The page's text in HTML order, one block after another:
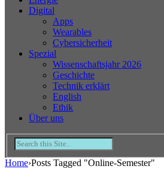
Digital
Apps
Wearables
Cybersicherheit
Spezial
Wissenschaftsjahr 2026
Geschichte
Technik erklärt
English
Ethik
Über uns
Home›Posts Tagged "Online-Semester"